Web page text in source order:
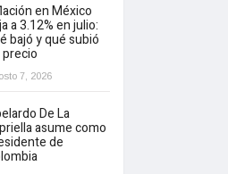
en México
a 3.12% en julio:
bajó y qué subió
7, 2026
De La
asume como
de